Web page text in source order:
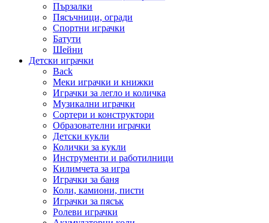
Пързалки
Пясъчници, огради
Спортни играчки
Батути
Шейни
Детски играчки
Back
Меки играчки и книжки
Играчки за легло и количка
Музикални играчки
Сортери и конструктори
Образователни играчки
Детски кукли
Колички за кукли
Инструменти и работилници
Килимчета за игра
Играчки за баня
Коли, камиони, писти
Играчки за пясък
Ролеви играчки